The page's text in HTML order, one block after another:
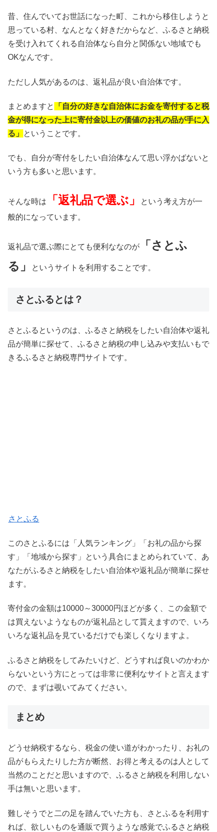
昔、住んでいてお世話になった町、これから移住しようと
思っている村、なんとなく好きだからなど、ふるさと納税
を受け入れてくれる自治体なら自分と関係ない地域でも
OKなんです。
ただし人気があるのは、返礼品が良い自治体です。
まとめますと
「自分の好きな自治体にお金を寄付すると税
金が得になった上に寄付金以上の価値のお礼の品が手に入
る」
ということです。
でも、自分が寄付をしたい自治体なんて思い浮かばないと
いう方も多いと思います。
そんな時は 「返礼品で選ぶ」
という考え方が一
般的になっています。
返礼品で選ぶ際にとても便利ななのが
「さとふ
る」
というサイトを利用することです。
さとふるとは？
さとふるというのは、ふるさと納税をしたい自治体や返礼
品が簡単に探せて、ふるさと納税の申し込みや支払いもで
きるふるさと納税専門サイトです。
さとふる
このさとふるには「人気ランキング」「お礼の品から探
す」「地域から探す」という具合にまとめられていて、あ
なたがふるさと納税をしたい自治体や返礼品が簡単に探せ
ます。
寄付金の金額は10000～30000円ほどが多く、この金額で
は買えないようなものが返礼品として貰えますので、いろ
いろな返礼品を見ているだけでも楽しくなりますよ。
ふるさと納税をしてみたいけど、どうすれば良いのかわか
らないという方にとっては非常に便利なサイトと言えます
ので、まずは覗いてみてください。
まとめ
どうせ納税するなら、税金の使い道がわかったり、お礼の
品がもらえたりした方が断然、お得と考えるのは人として
当然のことだと思いますので、ふるさと納税を利用しない
手は無いと思います。
難しそうでと二の足を踏んでいた方も、さとふるを利用す
れば、欲しいものを通販で買うような感覚でふるさと納税